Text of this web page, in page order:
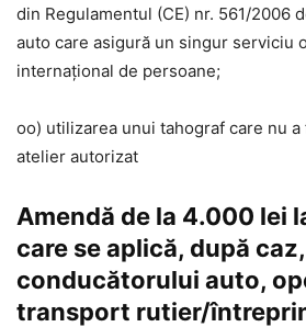
din Regulamentul (CE) nr. 561/2006
auto care asigură un singur serviciu
internațional de persoane;
oo) utilizarea unui tahograf care nu
atelier autorizat
Amendă de la 4.000 lei
care se aplică, după caz,
conducătorului auto,
transport rutier/